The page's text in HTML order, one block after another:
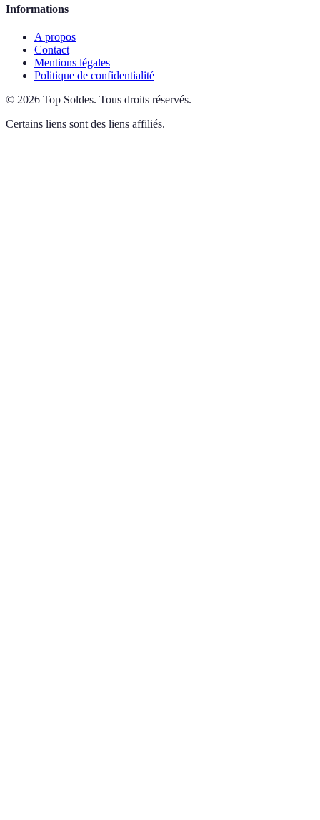
Informations
A propos
Contact
Mentions légales
Politique de confidentialité
© 2026 Top Soldes. Tous droits réservés.
Certains liens sont des liens affiliés.